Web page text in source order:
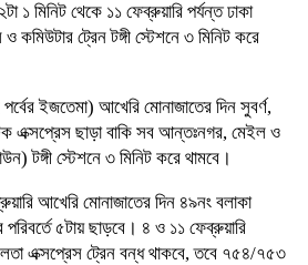
১ মিনিট থেকে ১১ ফেব্রুয়ারি পর্যন্ত ঢাকা
ট্রেন টঙ্গী স্টেশনে ৩ মিনিট করে
ইজতেমা) আখেরি মোনাজাতের দিন সুবর্ণ,
এক্সপ্রেস ছাড়া বাকি সব আন্তঃনগর, মেইল ও
টঙ্গী স্টেশনে ৩ মিনিট করে থামবে।
আখেরি মোনাজাতের দিন ৪৯নং বলাকা
পরিবর্তে ৫টায় ছাড়বে। ৪ ও ১১ ফেব্রুয়ারি
এক্সপ্রেস ট্রেন বন্ধ থাকবে, তবে ৭৫৪/৭৫৩